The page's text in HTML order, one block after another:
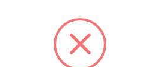
90° AVEC DEUX
INTERRUPTEURS D'AIMANT
ON /OFF, FORCE